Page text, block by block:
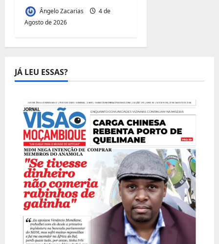
Ângelo Zacarias
4 de
Agosto de 2026
JÁ LEU ESSAS?